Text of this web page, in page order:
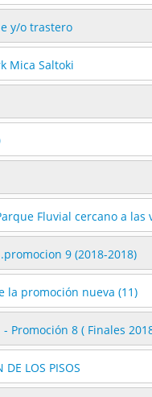
y/o trastero
Mica Saltoki
Fluvial cercano a las
9 (2018-2018)
la promoción nueva (11)
Promoción 8 ( Finales
DE LOS PISOS